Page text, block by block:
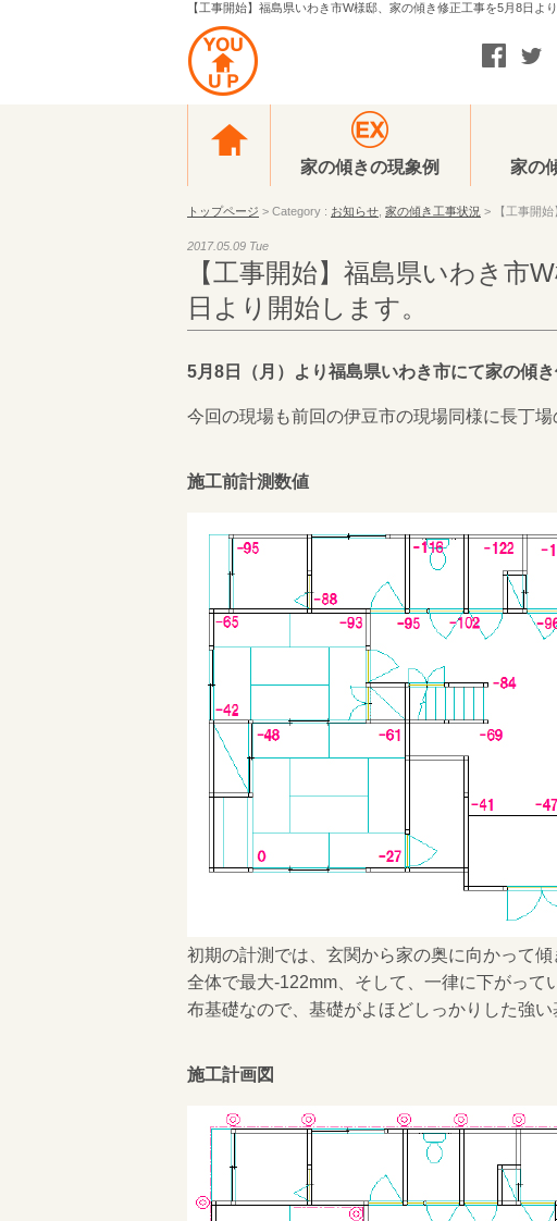
【工事開始】福島県いわき市W様邸、家の傾き修正工事を5月8日よ
家の傾きの現象例 家の
トップページ > Category : お知らせ 家の傾き工事状況 > 【工事開始
2017.05.09 Tue
【工事開始】福島県いわき市
日より開始します。
5月8日（月）より福島県いわき市にて家の傾き
今回の現場も前回の伊豆市の現場同様に長丁場
施工前計測数値
初期の計測では、玄関から家の奥に向かって傾
全体で最大-122mm、そして、一律に下がって
布基礎なので、基礎がよほどしっかりした強い
施工計画図